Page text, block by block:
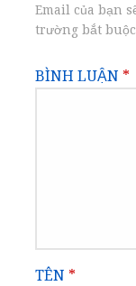
Email của bạn
trường bắt
BÌNH LUẬN *
TÊN *